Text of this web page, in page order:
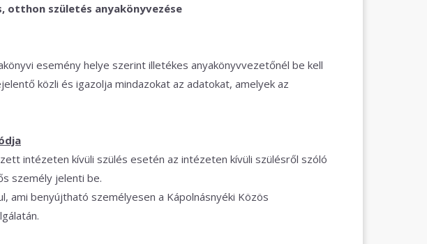
otthon születés anyakönyvezése
esemény helye szerint illetékes anyakönyvvezetőnél be kell
közli és igazolja mindazokat az adatokat, amelyek az
intézeten kívüli szülés esetén az intézeten kívüli szülésről szóló
személy jelenti be.
ami benyújtható személyesen a Kápolnásnyéki Közös